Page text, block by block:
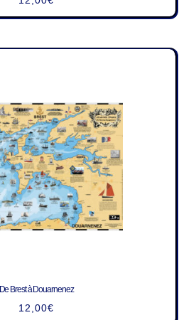
De Brest à Douarnenez
12,00€